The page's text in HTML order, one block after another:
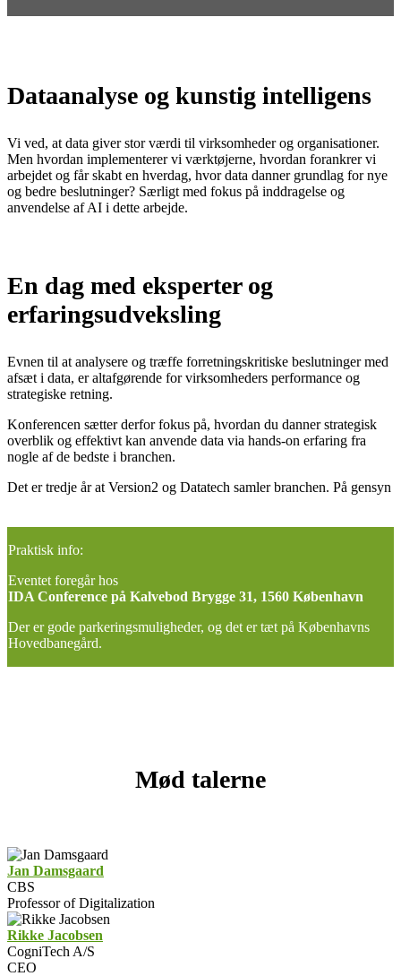
Dataanalyse og kunstig intelligens
Vi ved, at data giver stor værdi til virksomheder og organisationer.
Men hvordan implementerer vi værktøjerne, hvordan forankrer vi
arbejdet og får skabt en hverdag, hvor data danner grundlag for nye
og bedre beslutninger? Særligt med fokus på inddragelse og
anvendelse af AI i dette arbejde.
En dag med eksperter og
erfaringsudveksling
Evnen til at analysere og træffe forretningskritiske beslutninger med
afsæt i data, er altafgørende for virksomheders performance og
strategiske retning.
Konferencen sætter derfor fokus på, hvordan du danner strategisk
overblik og effektivt kan anvende data via hands-on erfaring fra
nogle af de bedste i branchen.
Det er tredje år at Version2 og Datatech samler branchen. På gensyn
Praktisk info:
Eventet foregår hos
IDA Conference på Kalvebod Brygge 31, 1560 København
Der er gode parkeringsmuligheder, og det er tæt på Københavns
Hovedbanegård.
Mød talerne
Jan Damsgaard
CBS
Professor of Digitalization
Rikke Jacobsen
CogniTech A/S
CEO